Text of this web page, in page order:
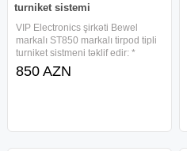
turniket sistemi
VIP Electronics şirkəti Bewel
markalı ST850 markalı tirpod tipli
turniket sistmeni təklif edir: *
Paslanmaz material * Düşən qol
mexanizmi (panik button) * Çöl və
850 AZN